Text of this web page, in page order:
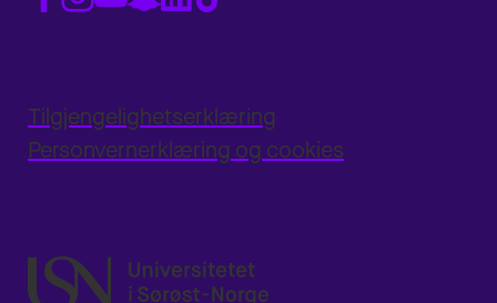
Tilgjengelighetserklæring
Personvernerklæring og cookies